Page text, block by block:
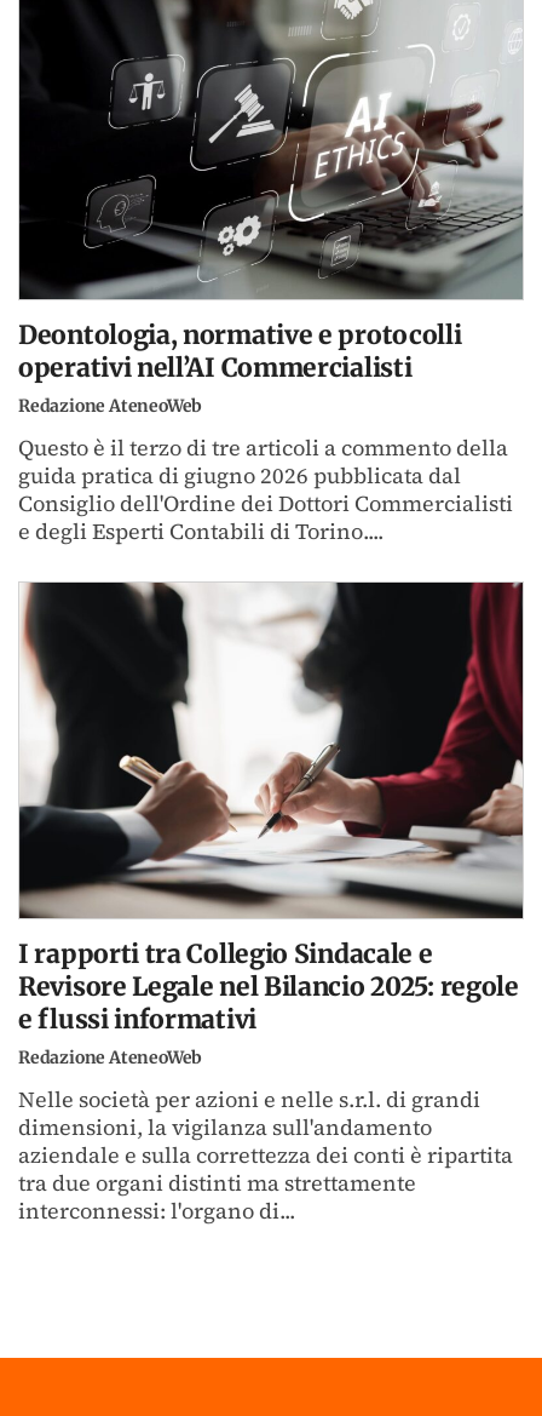
Deontologia, normative e protocolli
operativi nell’AI Commercialisti
Redazione AteneoWeb
Questo è il terzo di tre articoli a commento della
guida pratica di giugno 2026 pubblicata dal
Consiglio dell'Ordine dei Dottori Commercialisti
e degli Esperti Contabili di Torino....
I rapporti tra Collegio Sindacale e
Revisore Legale nel Bilancio 2025: regole
e flussi informativi
Redazione AteneoWeb
Nelle società per azioni e nelle s.r.l. di grandi
dimensioni, la vigilanza sull'andamento
aziendale e sulla correttezza dei conti è ripartita
tra due organi distinti ma strettamente
interconnessi: l'organo di...